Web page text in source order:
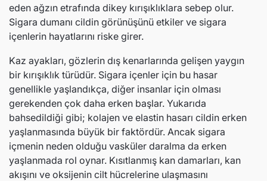
eden ağzın etrafında dikey kırışıklıklara sebep olur.
Sigara dumanı cildin görünüşünü etkiler ve sigara
içenlerin hayatlarını riske girer.
Kaz ayakları, gözlerin dış kenarlarında gelişen yaygın
bir kırışıklık türüdür. Sigara içenler için bu hasar
genellikle yaşlandıkça, diğer insanlar için olması
gerekenden çok daha erken başlar. Yukarıda
bahsedildiği gibi; kolajen ve elastin hasarı cildin erken
yaşlanmasında büyük bir faktördür. Ancak sigara
içmenin neden olduğu vasküler daralma da erken
yaşlanmada rol oynar. Kısıtlanmış kan damarları, kan
akışını ve oksijenin cilt hücrelerine ulaşmasını